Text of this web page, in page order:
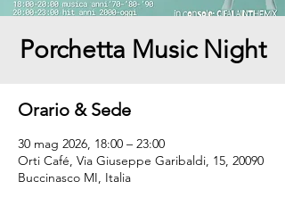
Porchetta Music Night
Orario & Sede
30 mag 2026, 18:00 – 23:00
Orti Café, Via Giuseppe Garibaldi, 15, 20090
Buccinasco MI, Italia